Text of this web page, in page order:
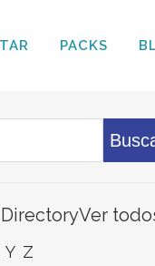
PACKS
DirectoryVer
Y Z